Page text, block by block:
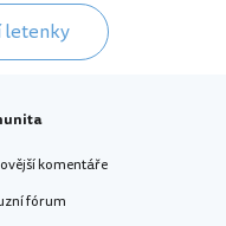
letenky
komentáře
fórum